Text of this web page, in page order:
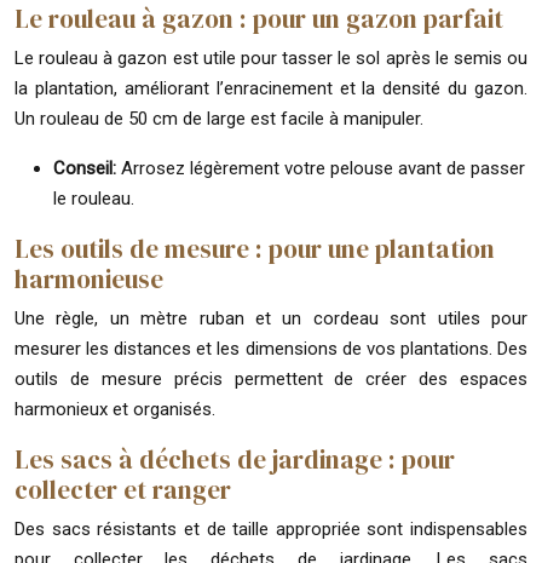
Le rouleau à gazon : pour un gazon parfait
Le rouleau à gazon est utile pour tasser le sol après le semis ou
la plantation, améliorant l’enracinement et la densité du gazon.
Un rouleau de 50 cm de large est facile à manipuler.
Conseil: Arrosez légèrement votre pelouse avant de passer
le rouleau.
Les outils de mesure : pour une plantation
harmonieuse
Une règle, un mètre ruban et un cordeau sont utiles pour
mesurer les distances et les dimensions de vos plantations. Des
outils de mesure précis permettent de créer des espaces
harmonieux et organisés.
Les sacs à déchets de jardinage : pour
collecter et ranger
Des sacs résistants et de taille appropriée sont indispensables